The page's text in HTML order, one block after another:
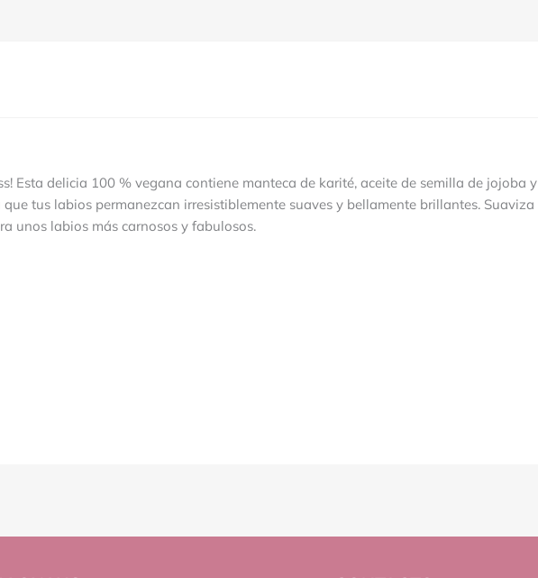
Esta delicia 100 % vegana contiene manteca de karité, aceite de semilla de jojoba y
tus labios permanezcan irresistiblemente suaves y bellamente brillantes. Suaviza
unos labios más carnosos y fabulosos.